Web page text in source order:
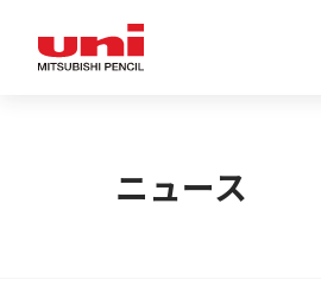
ニュース